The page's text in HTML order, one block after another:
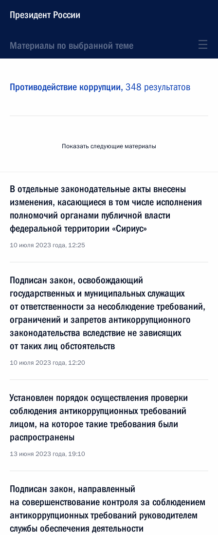
Президент России
Материалы по выбранной теме
Противодействие коррупции, 348 результатов
Показать следующие материалы
В отдельные законодательные акты внесены
изменения, касающиеся в том числе исполнения
полномочий органами публичной власти
федеральной территории «Сириус»
10 июля 2023 года, 12:25
Подписан закон, освобождающий
государственных и муниципальных служащих
от ответственности за несоблюдение требований,
ограничений и запретов антикоррупционного
законодательства вследствие не зависящих
от таких лиц обстоятельств
10 июля 2023 года, 12:20
Установлен порядок осуществления проверки
соблюдения антикоррупционных требований
лицом, на которое такие требования были
распространены
13 июня 2023 года, 19:10
Подписан закон, направленный
на совершенствование контроля за соблюдением
антикоррупционных требований руководителем
службы обеспечения деятельности